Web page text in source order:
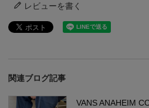
レビューを書く
関連ブログ記事
VANS ANAHEIM